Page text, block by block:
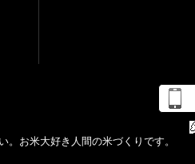
。お米大好き人間の米づくりです。